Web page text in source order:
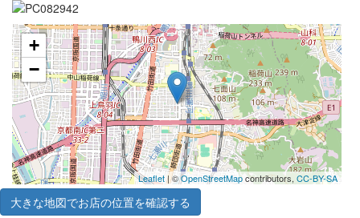
+
−
Leaflet| ©OpenStreetMapcontributors, CC-BY-SA
大きな地図でお店の位置を確認する